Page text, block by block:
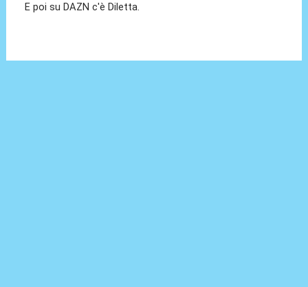
E poi su DAZN c'è Diletta.